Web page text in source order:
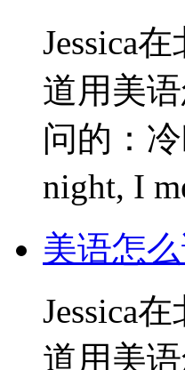
Jessica
道用美
问的：
night, I
美语怎
Jessica
道用美